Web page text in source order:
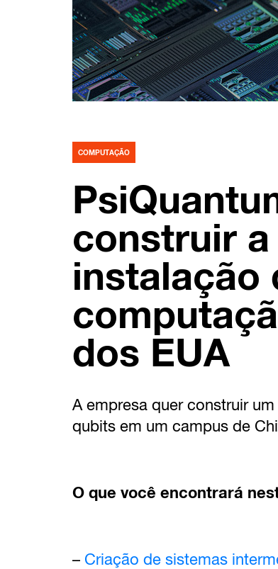
COMPUTAÇÃO
construir
instalação
dos EUA
A empresa quer construir
qubits em um campus de
O que você encontrará
– Criação de sistemas